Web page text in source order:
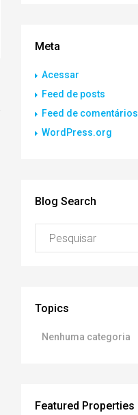
Meta
Acessar
Feed de posts
Feed de comentários
WordPress.org
Blog Search
Topics
Nenhuma categoria
Featured Properties